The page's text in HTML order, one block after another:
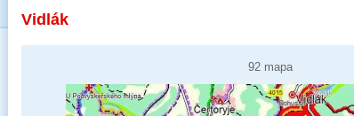
Vidlák
92 mapa